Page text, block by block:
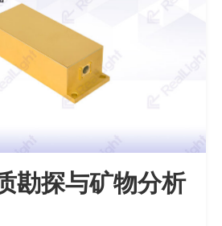
勘探与矿物分析